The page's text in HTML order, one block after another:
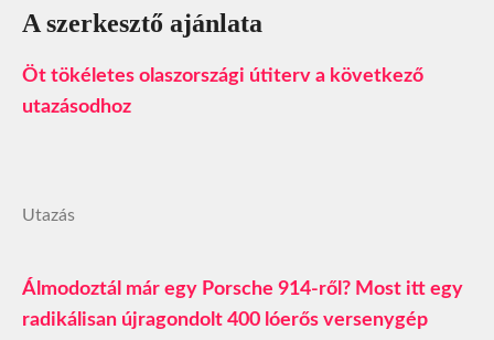
A szerkesztő ajánlata
Öt tökéletes olaszországi útiterv a következő
utazásodhoz
Utazás
Álmodoztál már egy Porsche 914-ről? Most itt egy
radikálisan újragondolt 400 lóerős versenygép